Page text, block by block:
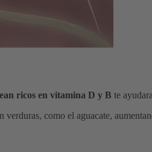
ricos en vitamina D y B te
verduras, como el aguacate,